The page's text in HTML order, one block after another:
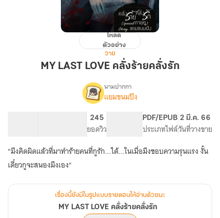
LOVE
โหลด
ตัวอย่าง
วาย
MY LAST LOVE คลั่งร้ายคลั่งรัก
เรื่องMY
คลั่ง
รัก
นามปากกา
แยมขนมปัง
245
ยอดวิว
PDF/EPUB
ประเภทไฟล์
2 มี.ค. 66
วันที่วางขาย
"มึงคิดผิดแล้วที่มาทำร้ายคนที่กูรัก...ได้...ในเมื่อมึงชอบความรุนแรง งั้น
เดี๋ยวกูจะสนองมึงเอง"
เรื่องนี้ยังมีในรูปแบบรายตอนให้อ่านด้วยนะ
MY LAST LOVE คลั่งร้ายคลั่งรัก